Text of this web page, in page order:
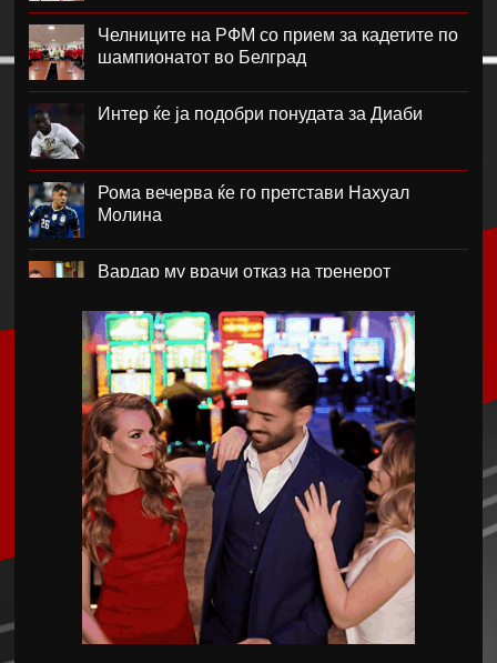
Челниците на РФМ со прием за кадетите по
шампионатот во Белград
Интер ќе ја подобри понудата за Диаби
Рома вечерва ќе го претстави Нахуал
Молина
Вардар му врачи отказ на тренерот
Каљари го потврди трансферот на Даниел
Малдини
Мурињо: Бернардо треба многу да работи,
физички заостанува зад другите
Малдини: Пеп се согласи да ја преземе
Италија, но…
Синер го откажа настапот во Синсинати